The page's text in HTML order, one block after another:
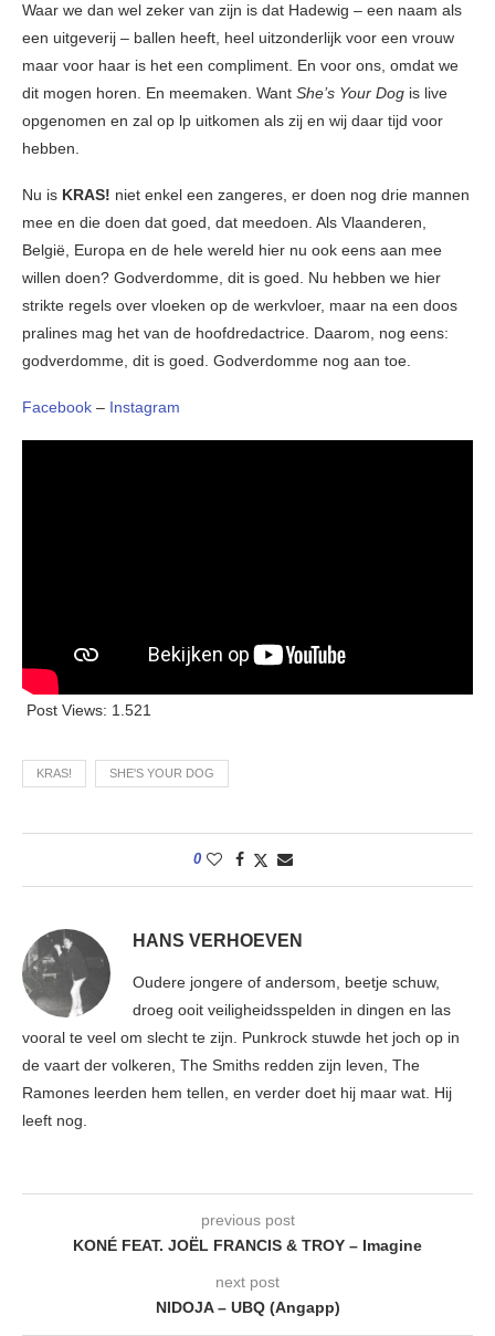
Waar we dan wel zeker van zijn is dat Hadewig – een naam als
een uitgeverij – ballen heeft, heel uitzonderlijk voor een vrouw
maar voor haar is het een compliment. En voor ons, omdat we
dit mogen horen. En meemaken. Want She’s Your Dog is live
opgenomen en zal op lp uitkomen als zij en wij daar tijd voor
hebben.
Nu is KRAS! niet enkel een zangeres, er doen nog drie mannen
mee en die doen dat goed, dat meedoen. Als Vlaanderen,
België, Europa en de hele wereld hier nu ook eens aan mee
willen doen? Godverdomme, dit is goed. Nu hebben we hier
strikte regels over vloeken op de werkvloer, maar na een doos
pralines mag het van de hoofdredactrice. Daarom, nog eens:
godverdomme, dit is goed. Godverdomme nog aan toe.
Facebook – Instagram
Post Views: 1.521
KRAS! SHE'S YOUR DOG
0
HANS VERHOEVEN
Oudere jongere of andersom, beetje schuw,
droeg ooit veiligheidsspelden in dingen en las
vooral te veel om slecht te zijn. Punkrock stuwde het joch op in
de vaart der volkeren, The Smiths redden zijn leven, The
Ramones leerden hem tellen, en verder doet hij maar wat. Hij
leeft nog.
previous post
KONÉ FEAT. JOËL FRANCIS & TROY – Imagine
next post
NIDOJA – UBQ (Angapp)